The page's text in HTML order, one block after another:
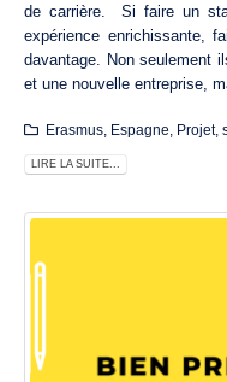
de carrière. Si faire un
expérience enrichissante,
davantage. Non seulement
et une nouvelle entreprise,
Erasmus, Espagne Projet,
LIRE LA SUITE...